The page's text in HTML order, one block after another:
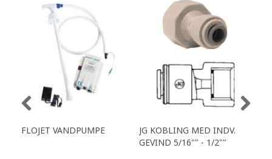
FLOJET VANDPUMPE
JG KOBLING MED INDV.
GEVIND 5/16"" - 1/2""